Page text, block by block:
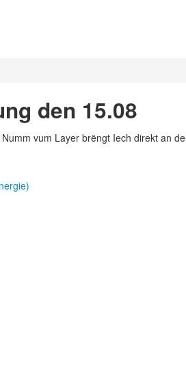
den 15.08
vum Layer brëngt Iech direkt an de